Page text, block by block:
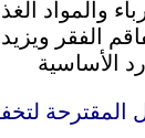
والمواد
الفقر
المقترحة